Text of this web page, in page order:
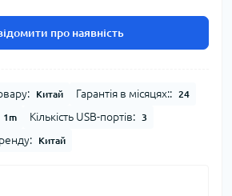
про наявність
Китай Гарантія в місяцях:: 24
1m Кількість USB-портів: 3
Китай